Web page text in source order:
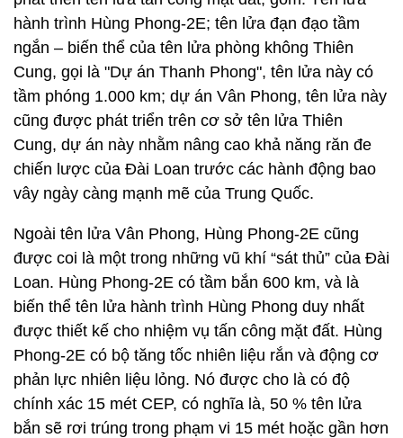
hành trình Hùng Phong-2E; tên lửa đạn đạo tầm
ngắn – biến thể của tên lửa phòng không Thiên
Cung, gọi là "Dự án Thanh Phong", tên lửa này có
tầm phóng 1.000 km; dự án Vân Phong, tên lửa này
cũng được phát triển trên cơ sở tên lửa Thiên
Cung, dự án này nhằm nâng cao khả năng răn đe
chiến lược của Đài Loan trước các hành động bao
vây ngày càng mạnh mẽ của Trung Quốc.
Ngoài tên lửa Vân Phong, Hùng Phong-2E cũng
được coi là một trong những vũ khí “sát thủ” của Đài
Loan. Hùng Phong-2E có tầm bắn 600 km, và là
biến thể tên lửa hành trình Hùng Phong duy nhất
được thiết kế cho nhiệm vụ tấn công mặt đất. Hùng
Phong-2E có bộ tăng tốc nhiên liệu rắn và động cơ
phản lực nhiên liệu lỏng. Nó được cho là có độ
chính xác 15 mét CEP, có nghĩa là, 50 % tên lửa
bắn sẽ rơi trúng trong phạm vi 15 mét hoặc gần hơn